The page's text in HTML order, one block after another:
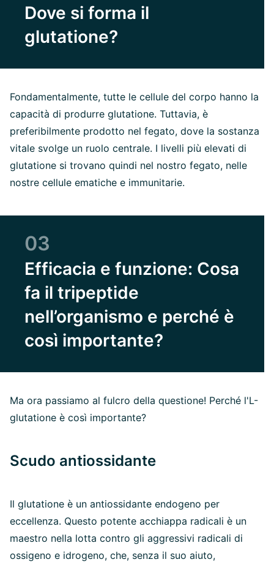
Dove si forma il
glutatione?
Fondamentalmente, tutte le cellule del corpo hanno la
capacità di produrre glutatione. Tuttavia, è
preferibilmente prodotto nel fegato, dove la sostanza
vitale svolge un ruolo centrale. I livelli più elevati di
glutatione si trovano quindi nel nostro fegato, nelle
nostre cellule ematiche e immunitarie.
03
Efficacia e funzione: Cosa
fa il tripeptide
nell’organismo e perché è
così importante?
Ma ora passiamo al fulcro della questione! Perché l'L-
glutatione è così importante?
Scudo antiossidante
Il glutatione è un antiossidante endogeno per
eccellenza. Questo potente acchiappa radicali è un
maestro nella lotta contro gli aggressivi radicali di
ossigeno e idrogeno, che, senza il suo aiuto,